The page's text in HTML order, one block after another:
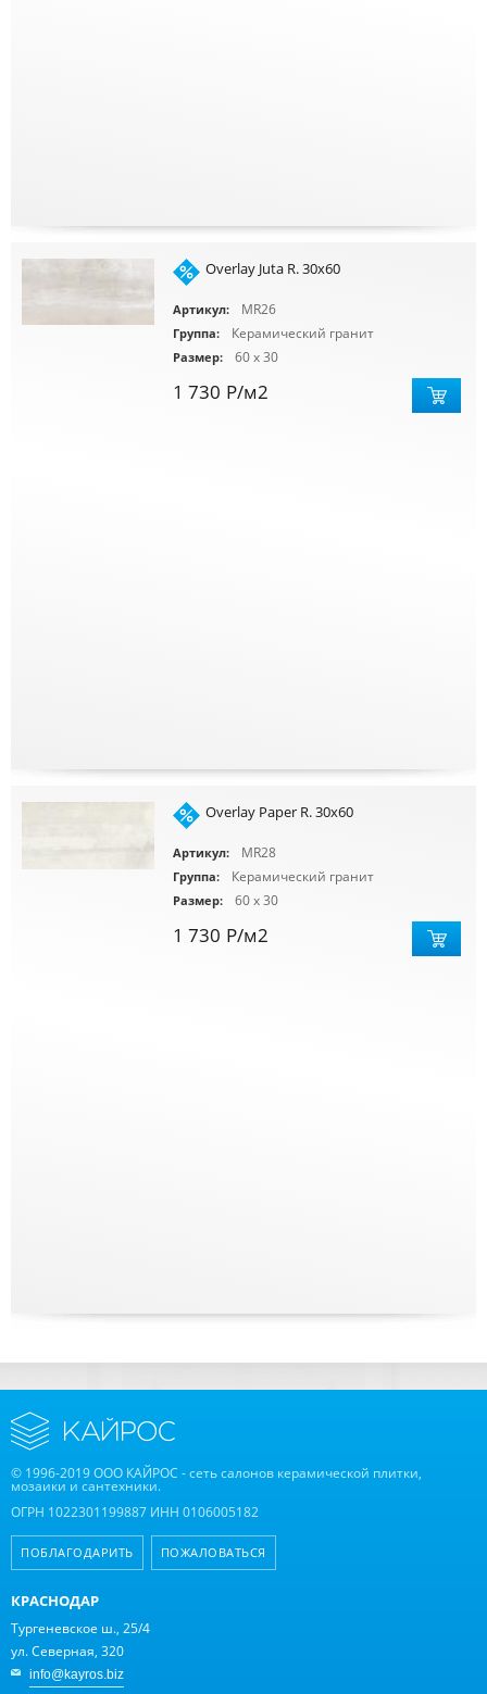
Overlay Juta R. 30x60
Артикул: MR26
Группа: Керамический гранит
Размер: 60 x 30
1 730 Р/м2
Overlay Paper R. 30x60
Артикул: MR28
Группа: Керамический гранит
Размер: 60 x 30
1 730 Р/м2
© 1996-2019 ООО КАЙРОС - сеть салонов керамической плитки,
мозаики и сантехники.
ОГРН 1022301199887 ИНН 0106005182
ПОБЛАГОДАРИТЬ ПОЖАЛОВАТЬСЯ
КРАСНОДАР
Тургеневское ш., 25/4
ул. Северная, 320
info@kayros.biz